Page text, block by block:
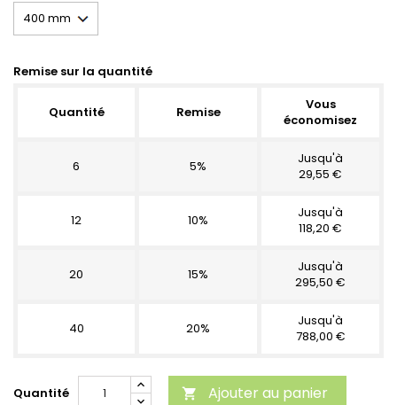
Remise sur la quantité
Quantité Remise
Vous
économisez
6 5%
Jusqu'à
29,55 €
12 10%
Jusqu'à
118,20 €
20 15%
Jusqu'à
295,50 €
40 20%
Jusqu'à
788,00 €
Quantité  Ajouter au panier